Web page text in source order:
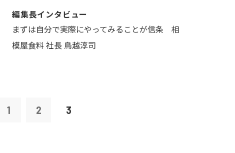
編集長インタビュー
まずは自分で実際にやってみることが信条 相
模屋食料 社長 鳥越淳司
1 2 3